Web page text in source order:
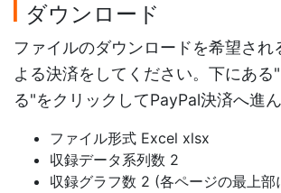
ダウンロード
ファイルのダウンロードを希望され
よる決済をしてください。下にある
る"をクリックしてPayPal決済へ進ん
ファイル形式 Excel xlsx
収録データ系列数 2
収録グラフ数 2 (各ページの最上部